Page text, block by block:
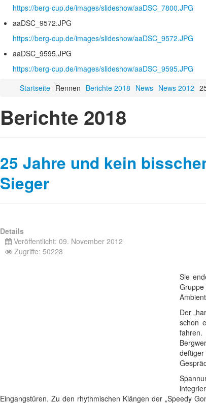
https://berg-cup.de/images/slideshow/aaDSC_7800.JPG
aaDSC_9572.JPG
https://berg-cup.de/images/slideshow/aaDSC_9572.JPG
aaDSC_9595.JPG
https://berg-cup.de/images/slideshow/aaDSC_9595.JPG
Startseite Rennen Berichte 2018 News News 2012
Berichte 2018
25 Jahre und kein
Sieger
Details
Veröffentlicht: 09. November 2012
Zugriffe: 50228
Sie
Gruppe
Der
schon
fahren.
Eingangstüren. Zu den rhythmischen Klängen der „Speedy